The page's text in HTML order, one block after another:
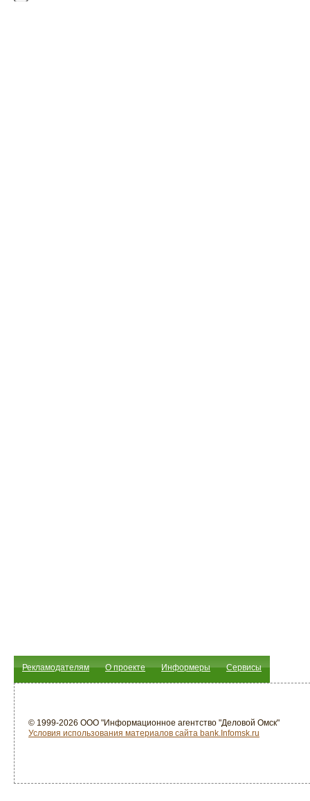
Рекламодателям О проекте Информеры Сервисы
© 1999-2026 ООО "Информационное агентство "Деловой Омск"
Условия использования материалов сайта bank.Infomsk.ru